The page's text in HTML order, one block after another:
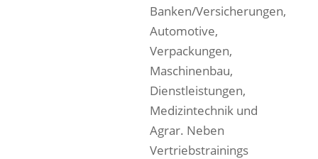
Banken/Versicherungen,
Automotive,
Verpackungen,
Maschinenbau,
Dienstleistungen,
Medizintechnik und
Agrar. Neben
Vertriebstrainings